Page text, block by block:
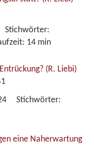
Stichwörter:
14 min
(R. Liebi)
24 Stichwörter:
eine Naherwartung